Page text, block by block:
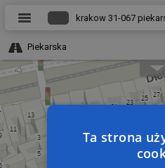
Piekarska
Ta strona